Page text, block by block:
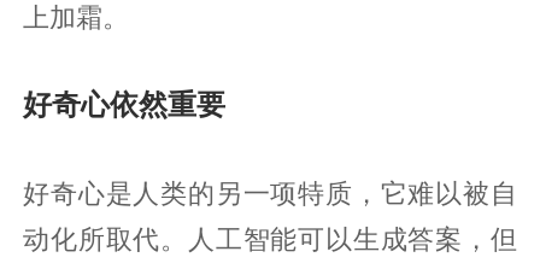
上加霜。
好奇心依然重要
好奇心是人类的另一项特质，它难以被自
动化所取代。人工智能可以生成答案，但